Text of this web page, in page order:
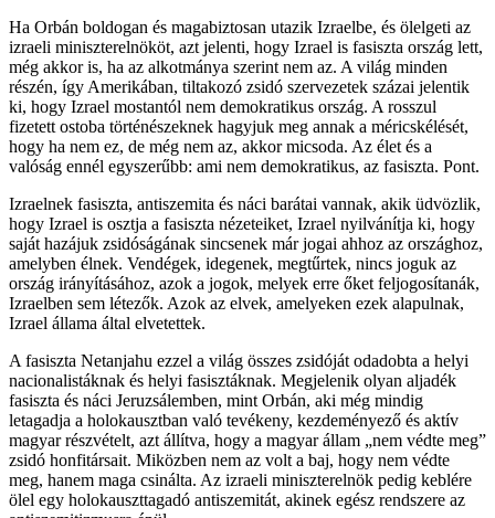
Ha Orbán boldogan és magabiztosan utazik Izraelbe, és ölelgeti az
izraeli miniszterelnököt, azt jelenti, hogy Izrael is fasiszta ország lett,
még akkor is, ha az alkotmánya szerint nem az. A világ minden
részén, így Amerikában, tiltakozó zsidó szervezetek százai jelentik
ki, hogy Izrael mostantól nem demokratikus ország. A rosszul
fizetett ostoba történészeknek hagyjuk meg annak a méricskélését,
hogy ha nem ez, de még nem az, akkor micsoda. Az élet és a
valóság ennél egyszerűbb: ami nem demokratikus, az fasiszta. Pont.
Izraelnek fasiszta, antiszemita és náci barátai vannak, akik üdvözlik,
hogy Izrael is osztja a fasiszta nézeteiket, Izrael nyilvánítja ki, hogy
saját hazájuk zsidóságának sincsenek már jogai ahhoz az országhoz,
amelyben élnek. Vendégek, idegenek, megtűrtek, nincs joguk az
ország irányításához, azok a jogok, melyek erre őket feljogosítanák,
Izraelben sem létezők. Azok az elvek, amelyeken ezek alapulnak,
Izrael állama által elvetettek.
A fasiszta Netanjahu ezzel a világ összes zsidóját odadobta a helyi
nacionalistáknak és helyi fasisztáknak. Megjelenik olyan aljadék
fasiszta és náci Jeruzsálemben, mint Orbán, aki még mindig
letagadja a holokausztban való tevékeny, kezdeményező és aktív
magyar részvételt, azt állítva, hogy a magyar állam „nem védte meg”
zsidó honfitársait. Miközben nem az volt a baj, hogy nem védte
meg, hanem maga csinálta. Az izraeli miniszterelnök pedig keblére
ölel egy holokauszttagadó antiszemitát, akinek egész rendszere az